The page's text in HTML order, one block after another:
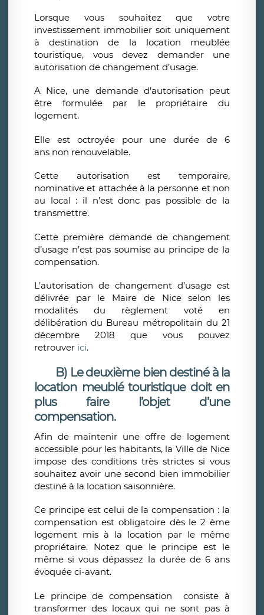
Lorsque vous souhaitez que votre
investissement immobilier soit uniquement
à destination de la location meublée
touristique, vous devez demander une
autorisation de changement d’usage.
A Nice, une demande d’autorisation peut
être formulée par le propriétaire du
logement.
Elle est octroyée pour une durée de 6
ans non renouvelable.
Cette autorisation est temporaire,
nominative et attachée à la personne et non
au local : il n’est donc pas possible de la
transmettre.
Cette première demande de changement
d’usage n’est pas soumise au principe de la
compensation.
L’autorisation de changement d’usage est
délivrée par le Maire de Nice selon les
modalités du règlement voté en
délibération du Bureau métropolitain du 21
décembre 2018 que vous pouvez
retrouver ici.
B) Le deuxième bien destiné à la
location meublé touristique doit en
plus faire l’objet d’une
compensation.
Afin de maintenir une offre de logement
accessible pour les habitants, la Ville de Nice
impose des conditions très strictes si vous
souhaitez avoir une second bien immobilier
destiné à la location saisonnière.
Ce principe est celui de la compensation : la
compensation est obligatoire dès le 2 ème
logement mis à la location par le même
propriétaire. Notez que le principe est le
même si vous dépassez la durée de 6 ans
évoquée ci-avant.
Le principe de compensation consiste à
transformer des locaux qui ne sont pas à